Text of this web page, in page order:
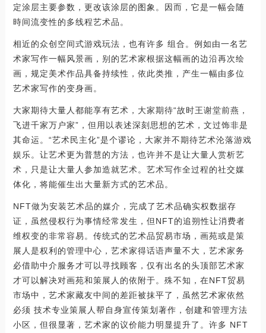
定涂层主要参数，更改该涂层的图象。因而，它是一幅会随
時间流变性的多线程艺术品。
相近的众创空间式游戏玩法，也有许多 组合。例如由一名艺
术家写作一幅风景画，别的艺术家根据这幅画的边沿再次绘
画，规定美术作品具备持续性，依此类推，产生一幅由多位
艺术家写作的变身画。
大家期待大量人都能享有艺术，大家期待“故时王谢堂前燕，
飞进千家万户家”，但用以表述深刻思想的艺术，文过饰非是
其命运。“艺术民主化”是个谬论，大家并不期待艺术沦落游戏
娱乐。让艺术更为普慧的方法，也许并不是让大量人赏析艺
术，只是让大量人参加造就艺术。艺术写作全过程的社交媒
体化，将能催生出大量新方式的艺术品。
NFT做为安装艺术品的媒介，完成了艺术品确实权数据存
证，虽然侵权行为事情经常发生，但NFT的追朔性让消费者
维权变的非常容易。传统式的艺术品贸易市场，画苑或是策
展人是权利的管理中心，艺术家得话语声量不大，艺术家务
必借助中介服务才可以寻找顾客，仅有出名的头顶部艺术家
才可以解决对画苑和策展人的依附于。殊不知，在NFT贸易
市场中，艺术家藏友中间的差距被抹平了，虽然艺术家依然
必须 技术专业策展人帮自身宣传策划著作，创建和管理方法
小区，但很显著，艺术家的议价能力明显提升了。许多 NFT